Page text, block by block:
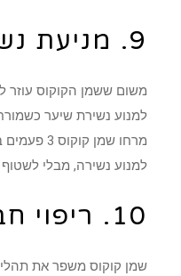
9. מניעת נשירת שיער
משום ששמן הקוקוס עוזר
למנוע נשירת שיער
מרחו שמן
למנוע נשירה, מבלי
10. ריפוי חבורות ופצעים
שמן קוקוס משפר את